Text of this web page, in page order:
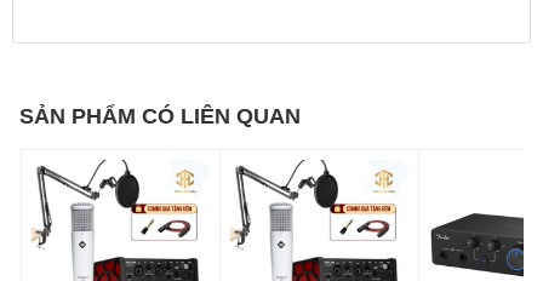
100% từ hợp kim nhôm và kính càng tạo lên độ bóng bảy
đều thể hiện được sự đẳng cấp và sang trọng. Các nút điều
khiển và núm điều khiểu được thiết kế trên mặt trước của
Sound card có đèn LED đẹp hơn và dễ dàng sử dụng vào
ban đêm, hướng dẫn bằng tiếng anh trước các nút điều
khiểu cho người mới dùng cũng có thể sử dụng được.
Chất lượng âm thanh tinh khiết hơn: Xử lý âm thanh kỹ thuật
SẢN PHẨM CÓ LIÊN QUAN